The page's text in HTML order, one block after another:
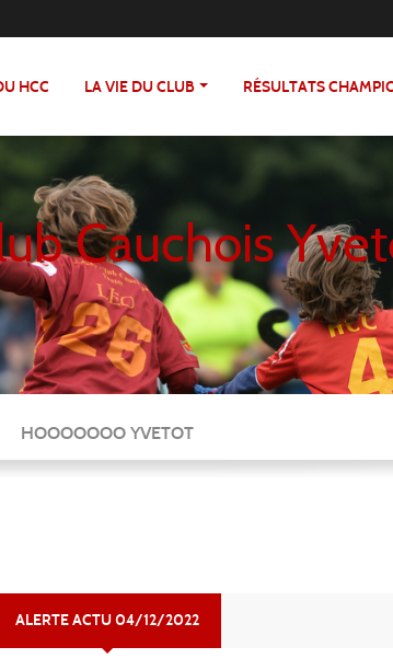
HCC LA VIE DU CLUB RÉSULTATS
Cauchois
HOOOOOOO YVETOT
ALERTE ACTU 04/12/2022